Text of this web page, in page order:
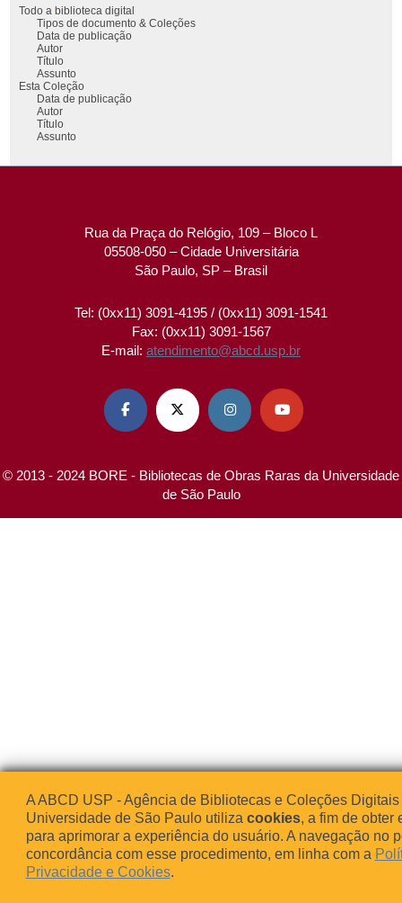
Todo a biblioteca digital
Tipos de documento & Coleções
Data de publicação
Autor
Título
Assunto
Esta Coleção
Data de publicação
Autor
Título
Assunto
Rua da Praça do Relógio, 109 – Bloco L
05508-050 – Cidade Universitária
São Paulo, SP – Brasil
Tel: (0xx11) 3091-4195 / (0xx11) 3091-1541
Fax: (0xx11) 3091-1567
E-mail: atendimento@abcd.usp.br
   
© 2013 - 2024 BORE - Bibliotecas de Obras Raras da Universidade
de São Paulo
A ABCD USP - Agência de Bibliotecas e Coleções Digitais
Universidade de São Paulo utiliza cookies, a fim de obter
para aprimorar a experiência do usuário. A navegação no
concordância com esse procedimento, em linha com a
Privacidade e Cookies.